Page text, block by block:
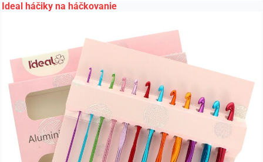
Ideal háčiky na háčkovanie